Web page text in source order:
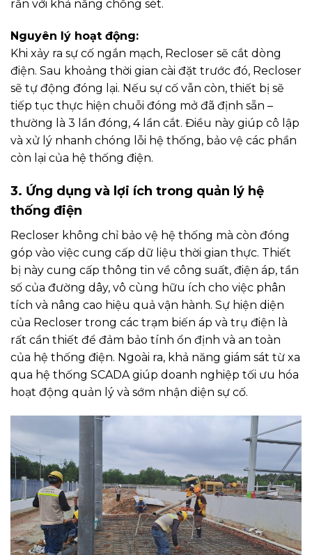
rắn với khả năng chống sét.
Nguyên lý hoạt động:
Khi xảy ra sự cố ngắn mạch, Recloser sẽ cắt dòng
điện. Sau khoảng thời gian cài đặt trước đó, Recloser
sẽ tự động đóng lại. Nếu sự cố vẫn còn, thiết bị sẽ
tiếp tục thực hiện chuỗi đóng mở đã định sẵn –
thường là 3 lần đóng, 4 lần cắt. Điều này giúp cô lập
và xử lý nhanh chóng lỗi hệ thống, bảo vệ các phần
còn lại của hệ thống điện.
3. Ứng dụng và lợi ích trong quản lý hệ
thống điện
Recloser không chỉ bảo vệ hệ thống mà còn đóng
góp vào việc cung cấp dữ liệu thời gian thực. Thiết
bị này cung cấp thông tin về công suất, điện áp, tần
số của đường dây, vô cùng hữu ích cho việc phân
tích và nâng cao hiệu quả vận hành. Sự hiện diện
của Recloser trong các trạm biến áp và trụ điện là
rất cần thiết để đảm bảo tính ổn định và an toàn
của hệ thống điện. Ngoài ra, khả năng giám sát từ xa
qua hệ thống SCADA giúp doanh nghiệp tối ưu hóa
hoạt động quản lý và sớm nhận diện sự cố.